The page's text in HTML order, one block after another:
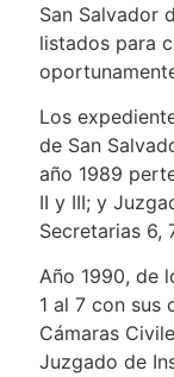
San Salvador
listados para
Los
de San
año 1989
II y III; y
Secretarias 6,
Año 1990, de
1 al 7 con sus
Cámaras
Juzgado de